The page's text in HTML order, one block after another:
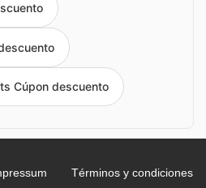
Cúpon descuento
Términos y condiciones